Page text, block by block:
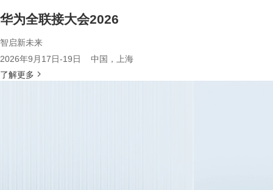
华为全联接大会2026
智启新未来
2026年9月17日-19日 中国，上海
了解更多